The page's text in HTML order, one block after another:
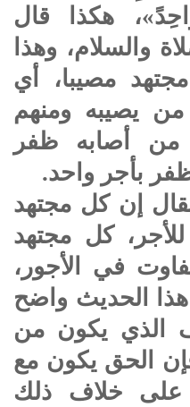
هكذا قال
والسلام، وهذا
مصيبا، أي
يصيبه ومنهم
أصابه ظفر
بأجر واحد.
إن كل مجتهد
كل مجتهد
في الأجور،
هذا الحديث واضح
الذي يكون من
الحق يكون مع
على خلاف ذلك